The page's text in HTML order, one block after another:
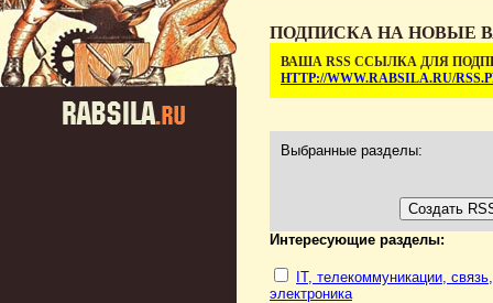
ПОДПИСКА НА НОВЫЕ
ВАША RSS ССЫЛКА ДЛЯ
HTTP://WWW.RABSILA.RU/
Выбранные разделы:
Интересующие разделы:
IT, телекоммуникации, связь,
электроника